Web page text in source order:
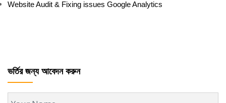
Website Audit & Fixing issues Google Analytics
ভর্তির জন্য আবেদন করুন